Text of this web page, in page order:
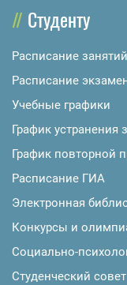
Студенту
Расписание занятий
Расписание
Учебные графики
График устранения
График повторной
Расписание ГИА
Электронная
Конкурсы и
Социально-
Студенческий совет